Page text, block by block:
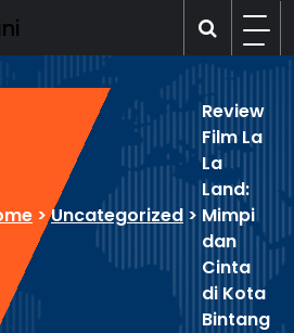
>Uncategorized >
Review
Film La
La
Land:
Mimpi
dan
Cinta
di Kota
Bintang